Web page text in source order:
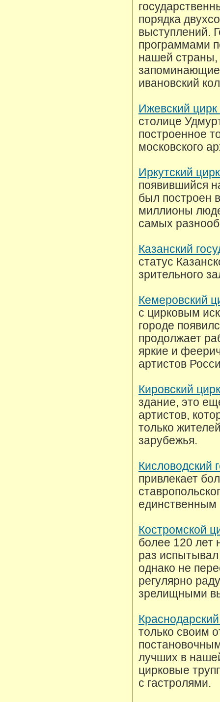
порядка
выступлений.
программами
нашей страны,
ивановский
Ижевский
столице
построенное
московского
Иркутский цирк
появившийся
был построен
миллионы
самых
Казанский
статус
зрительного
Кемеровский
с цирковым
городе
продолжает
яркие и
артистов
Кировский цирк
здание, это
артистов,
только
зарубежья.
Кисловодский
привлекает
единственным
Костромской
более 120 лет
раз
однако не
регулярно
зрелищными
только своим
лучших в
цирковые
с гастролями.